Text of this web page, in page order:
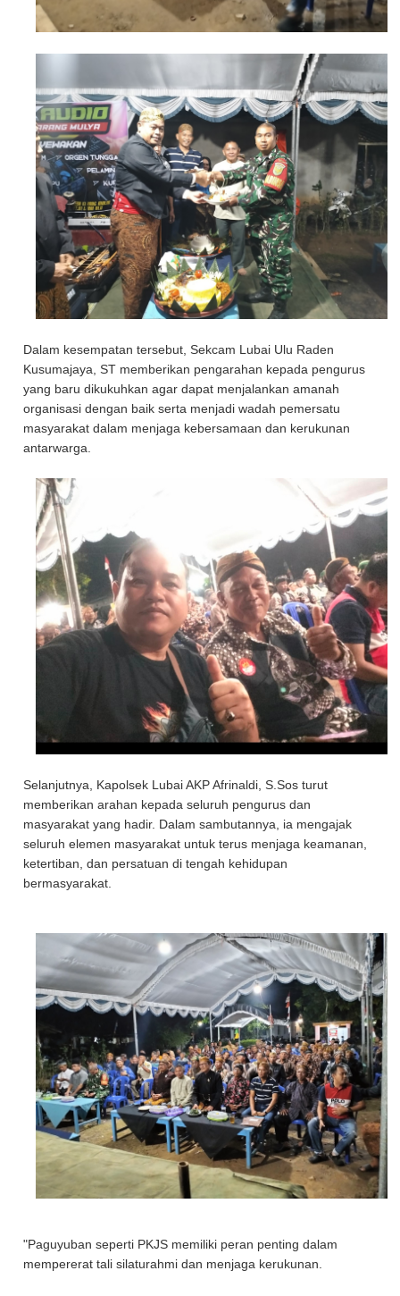
Dalam kesempatan tersebut, Sekcam Lubai Ulu Raden
Kusumajaya, ST memberikan pengarahan kepada pengurus
yang baru dikukuhkan agar dapat menjalankan amanah
organisasi dengan baik serta menjadi wadah pemersatu
masyarakat dalam menjaga kebersamaan dan kerukunan
antarwarga.
Selanjutnya, Kapolsek Lubai AKP Afrinaldi, S.Sos turut
memberikan arahan kepada seluruh pengurus dan
masyarakat yang hadir. Dalam sambutannya, ia mengajak
seluruh elemen masyarakat untuk terus menjaga keamanan,
ketertiban, dan persatuan di tengah kehidupan
bermasyarakat.
"Paguyuban seperti PKJS memiliki peran penting dalam
mempererat tali silaturahmi dan menjaga kerukunan.